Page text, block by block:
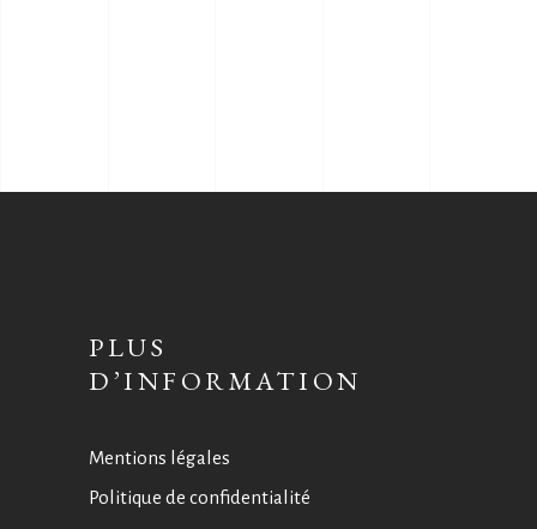
PLUS
D’INFORMATION
Mentions légales
Politique de confidentialité